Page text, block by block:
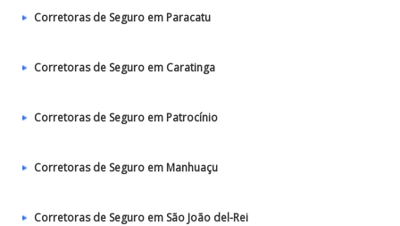
Corretoras de Seguro em Paracatu
Corretoras de Seguro em Caratinga
Corretoras de Seguro em Patrocínio
Corretoras de Seguro em Manhuaçu
Corretoras de Seguro em São João del-Rei